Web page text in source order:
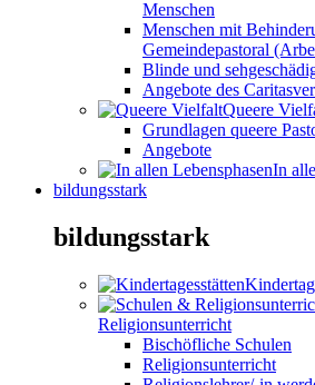
Menschen
Menschen mit
Gemeindepastoral
Blinde und
Angebote des
Queere
Grundlagen queere
Angebote
In
bildungsstark
bildungsstark
Religionsunterricht
Bischöfliche Schulen
Religionsunterricht